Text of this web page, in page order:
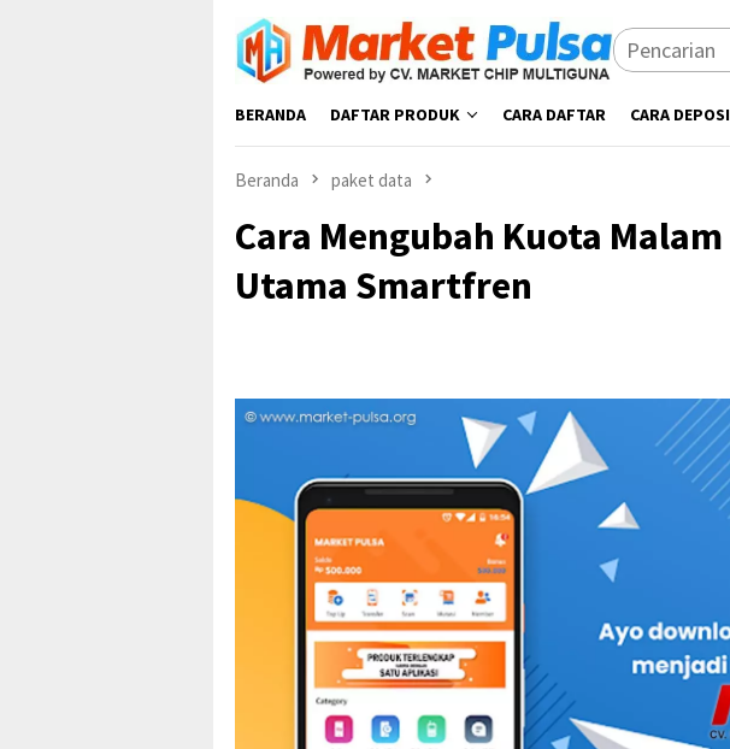
Loncat
konten
BERANDA DAFTAR PRODUK CARA DAFTAR CARA
Beranda paket data
Cara Mengubah Kuota
Utama Smartfren